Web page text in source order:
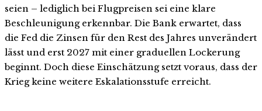
seien – lediglich bei Flugpreisen sei eine klare
Beschleunigung erkennbar. Die Bank erwartet, dass
die Fed die Zinsen für den Rest des Jahres unverändert
lässt und erst 2027 mit einer graduellen Lockerung
beginnt. Doch diese Einschätzung setzt voraus, dass der
Krieg keine weitere Eskalationsstufe erreicht.